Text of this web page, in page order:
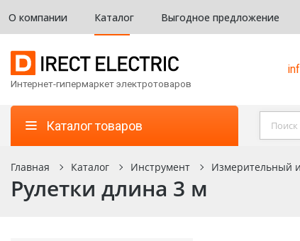
О компании Каталог Выгодное предложение
Интернет-гипермаркет электротоваров
Каталог товаров
Главная Каталог Инструмент Измерительный
Рулетки длина 3 м